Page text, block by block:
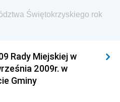
Cyfryzacji
Infrastruktury i
Gospodarki Morskiej i
Świętokrzyskiego rok
Rady Miejskiej w
2009r. w
Gminy